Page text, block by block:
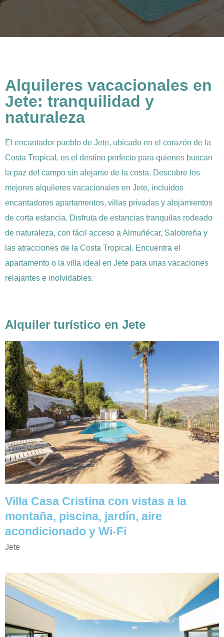
Alquileres vacacionales en
Jete: tranquilidad y
naturaleza
El encantador pueblo de Jete, ubicado en el corazón de la
Costa Tropical, es el destino perfecto para quienes buscan
la paz del campo sin alejarse de la costa. Descubre los
mejores alquileres vacacionales en Jete, incluidos
encantadores apartamentos, villas privadas y alojamientos
de corta estancia. Disfruta de estancias tranquilas rodeado
de naturaleza, con fácil acceso a Almuñécar, Salobreña y
las atracciones de la Costa Tropical. Encuentra el
apartamento o la villa ideal en Jete para unas vacaciones
relajantes e inolvidables.
Alquiler turístico en Jete
Villa Casa Cristina con vistas a la
montaña, piscina, jardín, aire
acondicionado y Wi-Fi
Jete